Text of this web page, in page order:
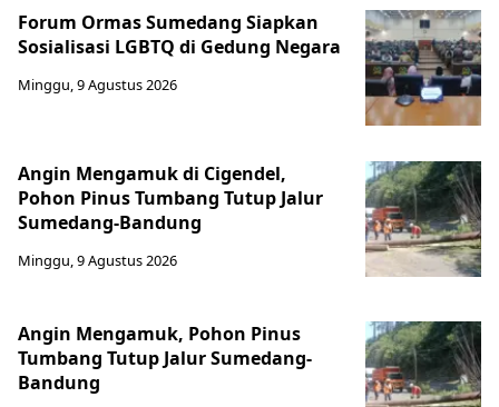
Forum Ormas Sumedang Siapkan
Sosialisasi LGBTQ di Gedung Negara
Minggu, 9 Agustus 2026
Angin Mengamuk di Cigendel,
Pohon Pinus Tumbang Tutup Jalur
Sumedang-Bandung
Minggu, 9 Agustus 2026
Angin Mengamuk, Pohon Pinus
Tumbang Tutup Jalur Sumedang-
Bandung